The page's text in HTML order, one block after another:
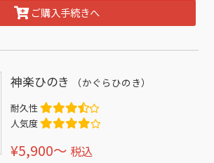
ご購入手続きへ
神楽ひのき （かぐらひのき）
耐久性
人気度
¥5,900〜 税込